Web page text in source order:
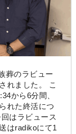
葬のラビュー
れました。 こ
から6分間、
れた終活につ
はラビュース
はradikoにて1